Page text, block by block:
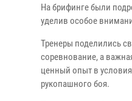
На брифинге были
уделив особое
Тренеры поделились
соревнование, а
ценный опыт в
рукопашного боя.